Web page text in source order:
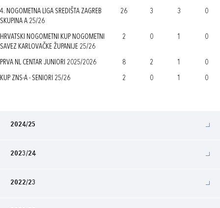
4. NOGOMETNA LIGA SREDIŠTA ZAGREB
SKUPINA A 25/26
26 3 3 0
HRVATSKI NOGOMETNI KUP NOGOMETNI
SAVEZ KARLOVAČKE ŽUPANIJE 25/26
2 0 1 0
PRVA NL CENTAR JUNIORI 2025/2026 8 2 1 0
KUP ZNS-A - SENIORI 25/26 2 0 1 0
2024/25
2023/24
2022/23